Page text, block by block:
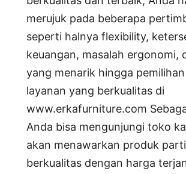
merujuk pada beberapa
seperti halnya flexibility,
keuangan, masalah ergonomi,
yang menarik hingga
layanan yang berkualitas di
www.erkafurniture.com
Anda bisa mengunjungi toko
akan menawarkan produk
berkualitas dengan harga